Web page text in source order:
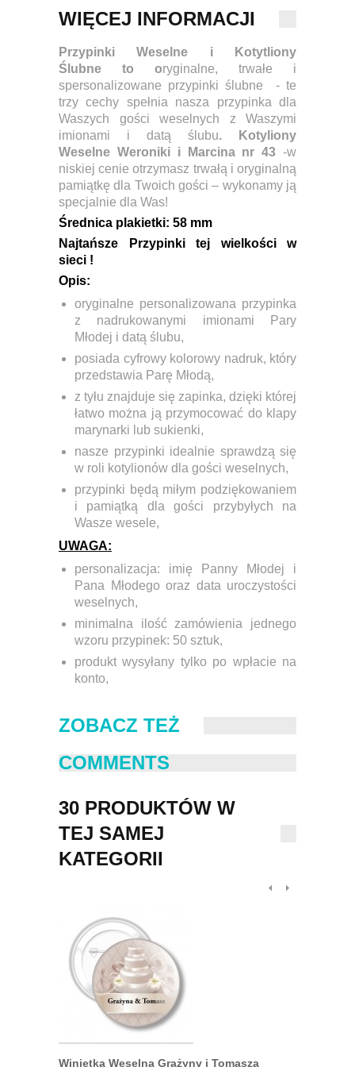
WIĘCEJ INFORMACJI
Przypinki Weselne i Kotytliony
Ślubne to oryginalne, trwałe i
spersonalizowane przypinki ślubne - te
trzy cechy spełnia nasza przypinka dla
Waszych gości weselnych z Waszymi
imionami i datą ślubu. Kotyliony
Weselne Weroniki i Marcina nr 43 -w
niskiej cenie otrzymasz trwałą i oryginalną
pamiątkę dla Twoich gości – wykonamy ją
specjalnie dla Was!
Średnica plakietki: 58 mm
Najtańsze Przypinki tej wielkości w
sieci !
Opis:
oryginalne personalizowana przypinka
z nadrukowanymi imionami Pary
Młodej i datą ślubu,
posiada cyfrowy kolorowy nadruk, który
przedstawia Parę Młodą,
z tyłu znajduje się zapinka, dzięki której
łatwo można ją przymocować do klapy
marynarki lub sukienki,
nasze przypinki idealnie sprawdzą się
w roli kotylionów dla gości weselnych,
przypinki będą miłym podziękowaniem
i pamiątką dla gości przybyłych na
Wasze wesele,
UWAGA:
personalizacja: imię Panny Młodej i
Pana Młodego oraz data uroczystości
weselnych,
minimalna ilość zamówienia jednego
wzoru przypinek: 50 sztuk,
produkt wysyłany tylko po wpłacie na
konto,
ZOBACZ TEŻ
COMMENTS
30 PRODUKTÓW W
TEJ SAMEJ
KATEGORII
Winietka Weselna Grażyny i Tomasza